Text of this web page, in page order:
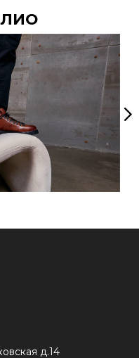
д.14